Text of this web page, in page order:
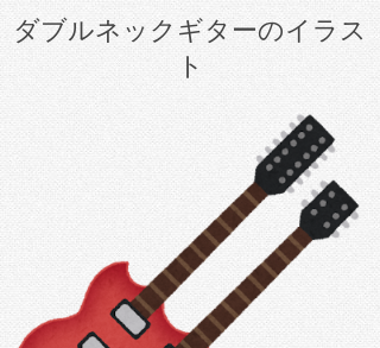
ダブルネックギターのイラス
ト